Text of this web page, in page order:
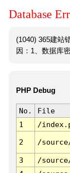
Database
(1040) 365建站
因：1、数据库
PHP Debug
No. File
1
/
2 /
3 /